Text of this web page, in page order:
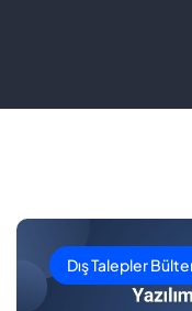
Dış Talepler